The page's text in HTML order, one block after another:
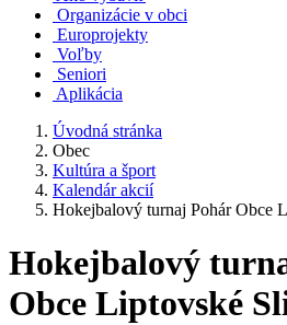
Organizácie v obci
Europrojekty
Voľby
Seniori
Aplikácia
Úvodná stránka
Obec
Kultúra a šport
Kalendár akcií
Hokejbalový turnaj Pohár Obce
Hokejbalový
Obce Liptovské